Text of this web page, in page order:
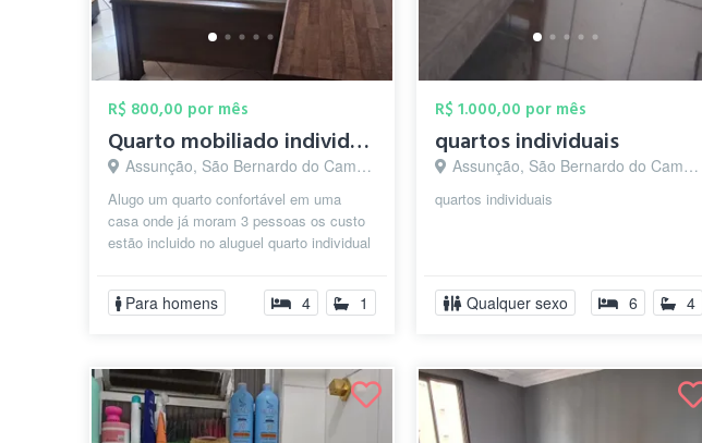
R$ 800,00 por mês
Quarto mobiliado individual
Assunção, São Bernardo do Campo - SP
Alugo um quarto confortável em uma
casa onde já moram 3 pessoas os custo
estão incluido no aluguel quarto individual
Para homens 4 1
R$ 1.000,00 por mês
quartos individuais
Assunção, São Bernardo do Campo - SP
quartos individuais
Qualquer sexo 6 4